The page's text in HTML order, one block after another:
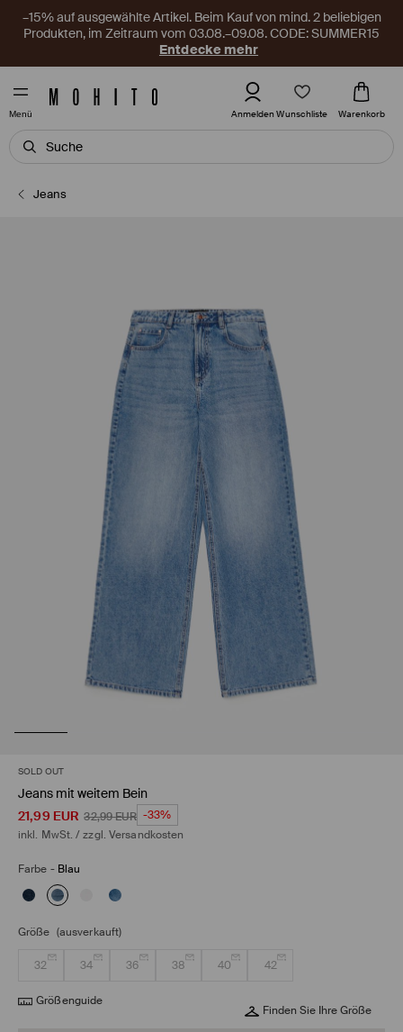
–15% auf ausgewählte Artikel. Beim Kauf von mind. 2 beliebigen
Produkten, im Zeitraum vom 03.08.–09.08. CODE: SUMMER15
Entdecke mehr
Menü Anmelden Wunschliste Warenkorb
Jeans
SOLD OUT
Jeans mit weitem Bein
21,99 EUR 32,99EUR -33%
inkl. MwSt. / zzgl. Versandkosten
Farbe - Blau
Größe (ausverkauft)
32 34 36 38 40 42
Größenguide
Finden Sie Ihre Größe